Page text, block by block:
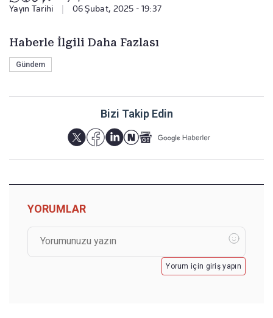
Yayın Tarihi 06 Şubat, 2025 - 19:37
Haberle İlgili Daha Fazlası
Gündem
Bizi Takip Edin
YORUMLAR
Yorum için giriş yapın